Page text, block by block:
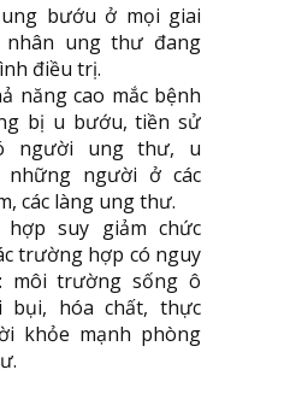
bướu ở mọi giai
nhân ung thư đang
điều trị.
năng cao mắc bệnh
bị u bướu, tiền sử
người ung thư, u
những người ở các
các làng ung thư.
hợp suy giảm chức
trường hợp có nguy
môi trường sống ô
bụi, hóa chất, thực
khỏe mạnh phòng